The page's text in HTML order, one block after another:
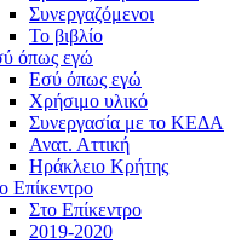
Συνεργαζόμενοι
To βιβλίο
όπως εγώ
Εσύ όπως εγώ
Χρήσιμο υλικό
Συνεργασία με το ΚΕΔΑ
Ανατ. Αττική
Ηράκλειο Κρήτης
Επίκεντρο
Στο Επίκεντρο
2019-2020